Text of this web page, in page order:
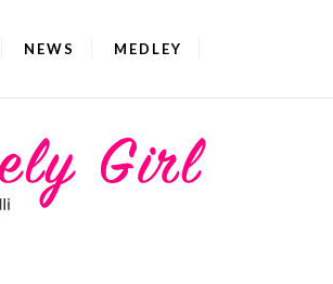
NEWS MEDLEY